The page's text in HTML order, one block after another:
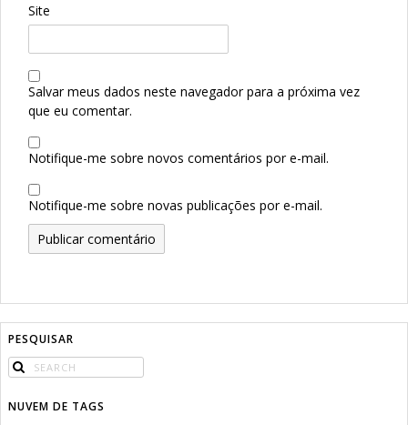
Site
Salvar meus dados neste navegador para a próxima vez
que eu comentar.
Notifique-me sobre novos comentários por e-mail.
Notifique-me sobre novas publicações por e-mail.
PESQUISAR
NUVEM DE TAGS